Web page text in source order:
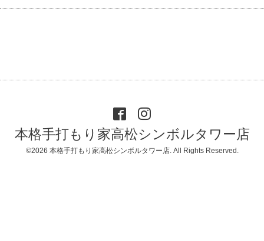
本格手打もり家高松シンボルタワー店
©2026 本格手打もり家高松シンボルタワー店. All Rights Reserved.